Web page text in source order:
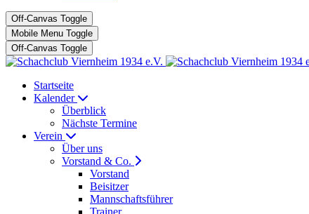
Off-Canvas Toggle
Mobile Menu Toggle
Off-Canvas Toggle
Startseite
Kalender
Überblick
Nächste Termine
Verein
Über uns
Vorstand & Co.
Vorstand
Beisitzer
Mannschaftsführer
Trainer